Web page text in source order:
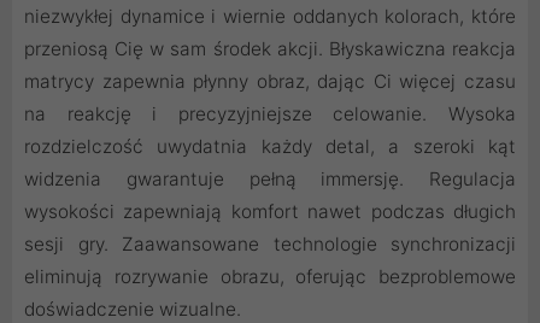
niezwykłej dynamice i wiernie oddanych kolorach, które
przeniosą Cię w sam środek akcji. Błyskawiczna reakcja
matrycy zapewnia płynny obraz, dając Ci więcej czasu
na reakcję i precyzyjniejsze celowanie. Wysoka
rozdzielczość uwydatnia każdy detal, a szeroki kąt
widzenia gwarantuje pełną immersję. Regulacja
wysokości zapewniają komfort nawet podczas długich
sesji gry. Zaawansowane technologie synchronizacji
eliminują rozrywanie obrazu, oferując bezproblemowe
doświadczenie wizualne.